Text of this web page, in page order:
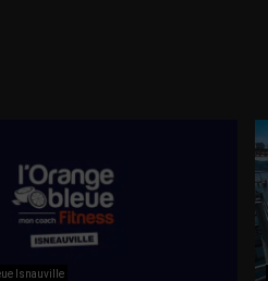
Isnauville